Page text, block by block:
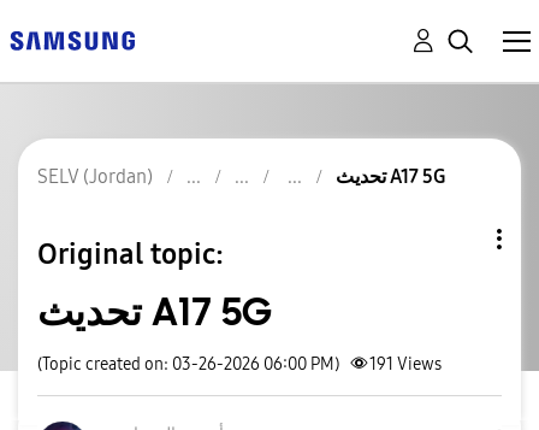
SELV (Jordan) تحديث A17 5G
Original topic:
تحديث A17 5G
(Topic created on: 03-26-2026 06:00 PM) 191 Views